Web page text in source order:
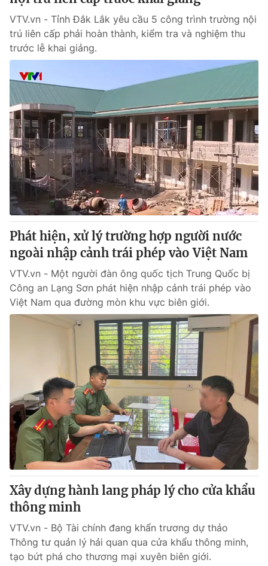
Emagazine Podcast
Photo Infographic
Video Shorts video
VTV Money VTV Thể thao
VTV Sức khoẻ Bất động sản
Thị trường 24h Tấm lòng Việt
VTV4 Vươn mình bằng AI
VTV9 VTV8
Liên hệ tòa soạn English
Theo dõi báo trên
Cơ quan chủ quản:Đài Truyền hình Việt Nam
Cơ quan báo chí:Thời báo VTV
Giấy phép hoạt động báo in và báo điện tử số 483/GP-BTTTT
cấp ngày 29/12/2023
Tổng Biên tập:Vũ Thanh Thủy
Phó Tổng Biên tập:Nguyễn Thị Mỹ Hạnh, Phạm Quốc Thắng,
Nguyễn Trọng Ninh
Tổng đài VTV:
024.38 355 931 - 024.38 355 932
Ðiện thoại Thời báo VTV:024.66 897 897
Email:toasoan@vtv.vn
VTV.vn - Tỉnh Đắk Lắk yêu cầu 5 công trình trường nội
trú liên cấp phải hoàn thành, kiểm tra và nghiệm thu
trước lễ khai giảng.
Phát hiện, xử lý trường hợp người nước
ngoài nhập cảnh trái phép vào Việt Nam
VTV.vn - Một người đàn ông quốc tịch Trung Quốc bị
Công an Lạng Sơn phát hiện nhập cảnh trái phép vào
Việt Nam qua đường mòn khu vực biên giới.
Xây dựng hành lang pháp lý cho cửa khẩu
thông minh
VTV.vn - Bộ Tài chính đang khẩn trương dự thảo
Thông tư quản lý hải quan qua cửa khẩu thông minh,
tạo bứt phá cho thương mại xuyên biên giới.